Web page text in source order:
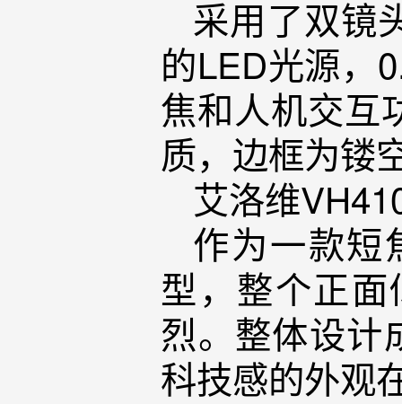
采用了双镜
的LED光源，
焦和人机交互
质，边框为镂
艾洛维
作为一款短
型，整个正
烈。整体设计
科技感的外观